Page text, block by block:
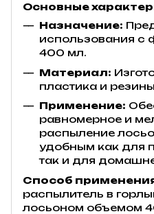
Основные
Назначение:
использования
400 мл.
Материал:
пластика и
Применение:
равномерное и
распыление
удобным как для
так и для
Способ
распылитель в
лосьоном объемом